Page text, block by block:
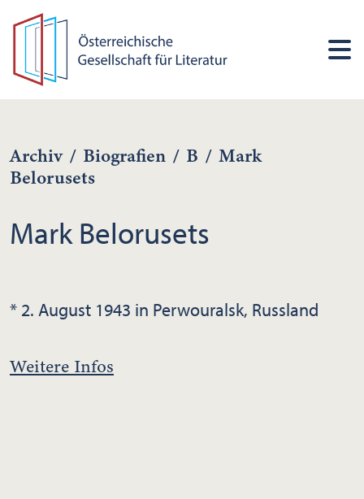
Archiv / Biografien / B / Mark
Belorusets
Mark Belorusets
* 2. August 1943 in Perwouralsk, Russland
Weitere Infos